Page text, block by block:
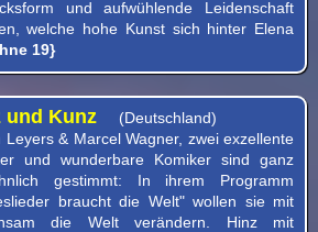
und aufwühlende Leidenschaft
welche hohe Kunst sich hinter Elena
19}
und Kunz
(Deutschland)
Leyers & Marcel Wagner, zwei exzellente
und wunderbare Komiker sind ganz
gestimmt: In ihrem Programm
braucht die Welt" wollen sie mit
die Welt verändern. Hinz mit